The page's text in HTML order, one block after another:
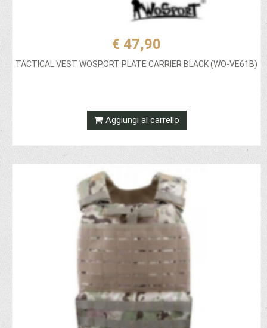
€ 47,90
TACTICAL VEST WOSPORT PLATE CARRIER BLACK (WO-VE61B)
Aggiungi al carrello